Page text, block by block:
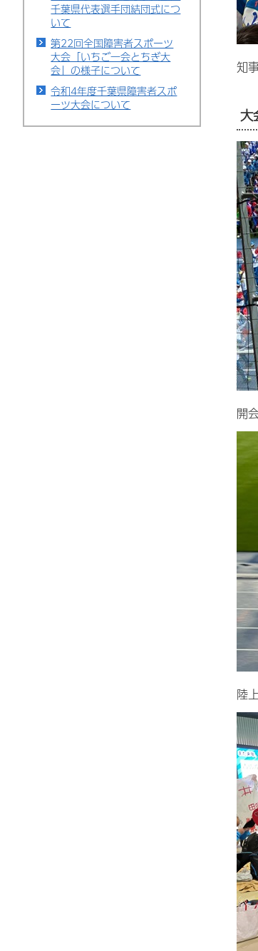
千葉県代表選手団結団式につ
いて
第22回全国障害者スポーツ
大会「いちご一会とちぎ大
会」の様子について
令和4年度千葉県障害者スポ
ーツ大会について
知
大
開
陸